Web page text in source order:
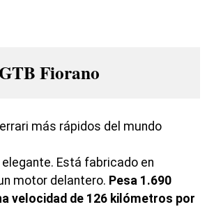
Fiorano
Está fabricado en
motor delantero. Pesa 1.690
velocidad de 126 kilómetros por